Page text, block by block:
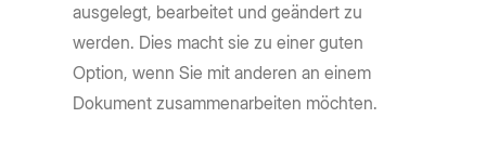
ausgelegt, bearbeitet und geändert zu
werden. Dies macht sie zu einer guten
Option, wenn Sie mit anderen an einem
Dokument zusammenarbeiten möchten.